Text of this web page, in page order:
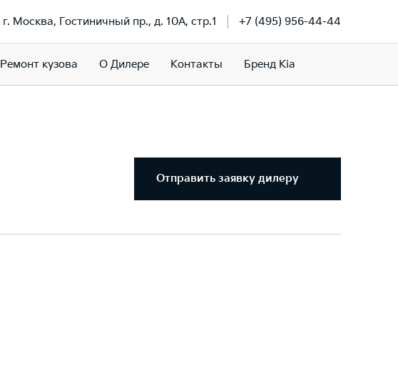
г. Москва, Гостиничный пр., д. 10А, стр.1 +7 (495) 956-44-44
Ремонт кузова О Дилере Контакты Бренд Kia
Отправить заявку дилеру